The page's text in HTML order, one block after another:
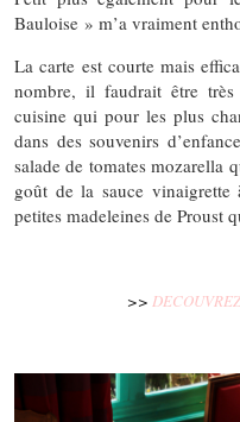
Bauloise » m’a vraiment
La carte est courte mais
nombre, il faudrait être
cuisine qui pour les plus
dans des souvenirs
salade de tomates mozarella
goût de la sauce vinaigrette
petites madeleines de Proust
>>